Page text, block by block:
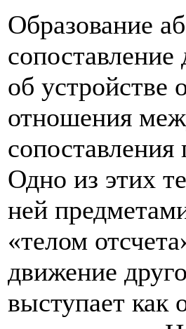
Образование
об устройстве
отношения
Одно из этих
ней
«телом
движение
выступает как